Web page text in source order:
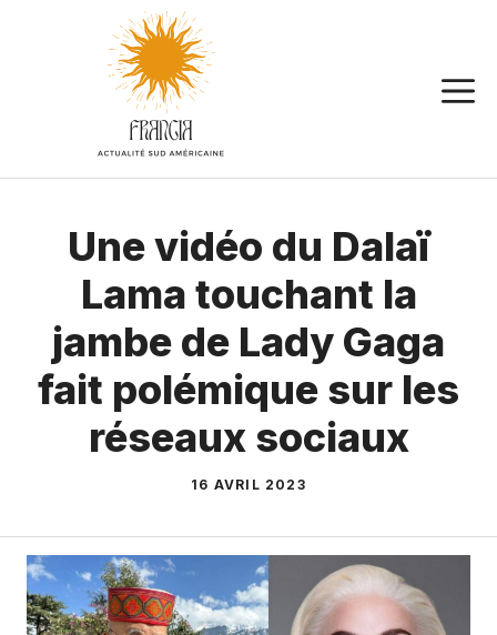
Une vidéo du Dalaï
Lama touchant la
jambe de Lady Gaga
fait polémique sur les
réseaux sociaux
16 AVRIL 2023